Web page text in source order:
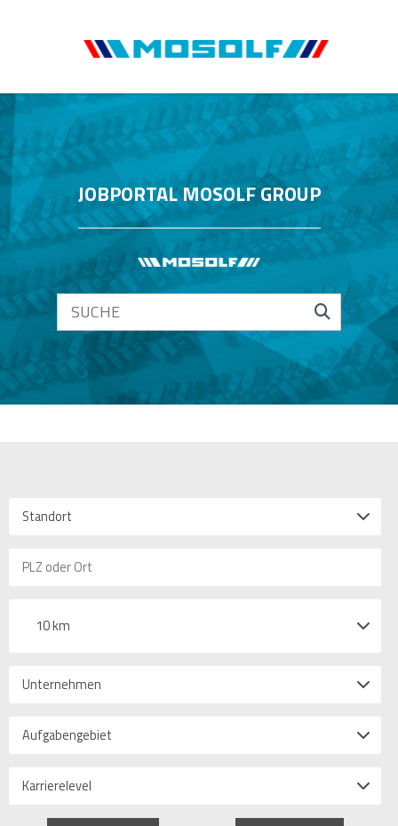
JOBPORTAL MOSOLF GROUP
Standort
10 km
Unternehmen
Aufgabengebiet
Karrierelevel